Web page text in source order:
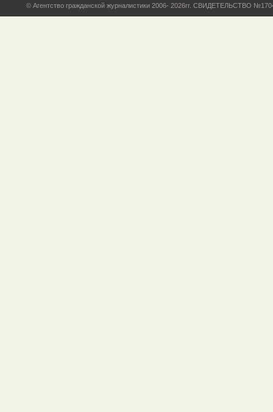
© Агентство гражданской журналистики 2006- 2026гг. СВИДЕТЕЛЬСТВО